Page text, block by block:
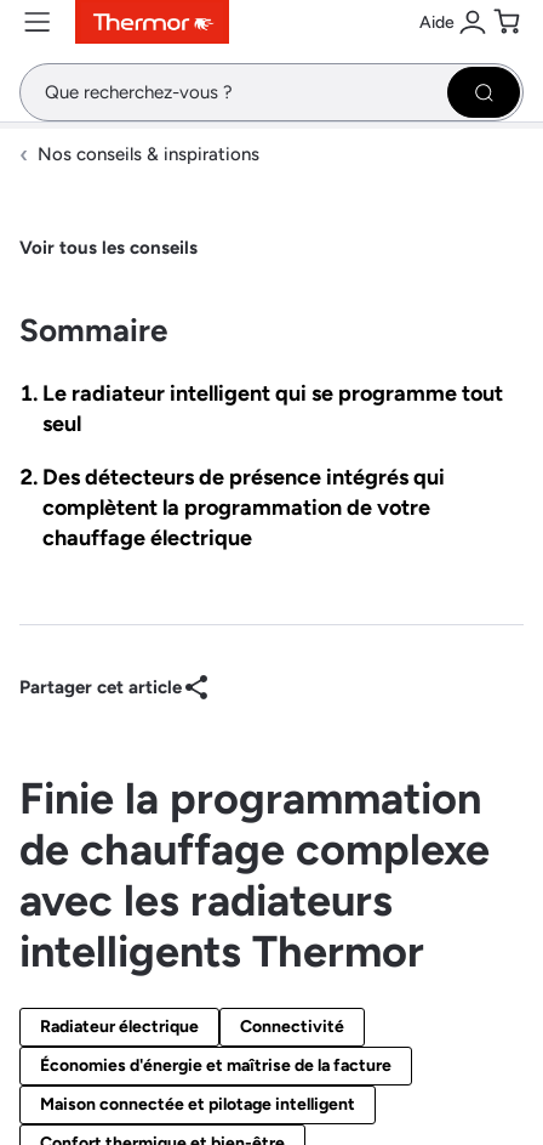
ContenuMenuRecherche Aide
Se
Nos conseils & inspirations
Voir tous les conseils
Sommaire
Le radiateur intelligent qui se programme tout
seul
Des détecteurs de présence intégrés qui
complètent la programmation de votre
chauffage électrique
Partager cet article
Finie la programmation
de chauffage complexe
avec les radiateurs
intelligents Thermor
Radiateur électrique
Connectivité
Économies d'énergie et maîtrise de la facture
Maison connectée et pilotage intelligent